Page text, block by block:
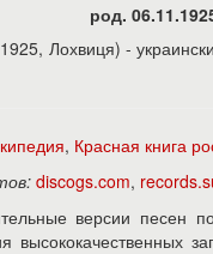
род.
Лохвиця) -
, Красная книга
discogs.com,
версии песен
высококачественных